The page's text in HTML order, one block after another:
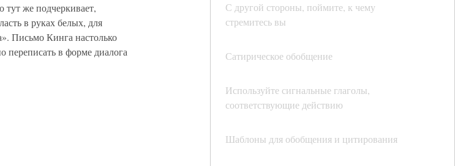
С другой стороны, поймите, к чему
стремитесь вы
Сатирическое обобщение
Используйте сигнальные глаголы,
соответствующие действию
Шаблоны для обобщения и цитирования
же подчеркивает,
в руках белых, для
Письмо Кинга настолько
переписать в форме диалога